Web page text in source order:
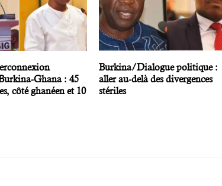
Ghana : 45
côté ghanéen et 10
Burkina/Dialogue politique :
aller au-delà des divergences
stériles